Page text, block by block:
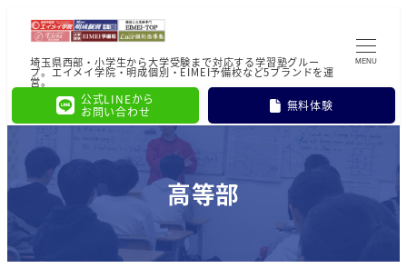
埼玉県西部・小学生から大学受験まで対応する学習塾グルー
プ。エイメイ学院・明成個別・EIMEI予備校など5ブランドを運
営。
公式LINEから
お問い合わせ
無料体験
MENU
高等部